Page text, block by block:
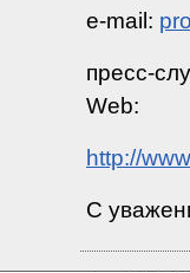
e-mail:
пресс-
Web:
http://
С